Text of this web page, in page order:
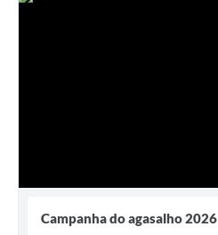
Campanha do agasalho 2026